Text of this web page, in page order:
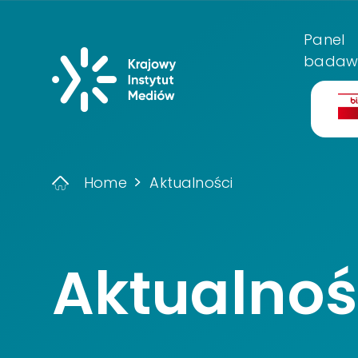
Krajowy
Panel
Home Aktualności